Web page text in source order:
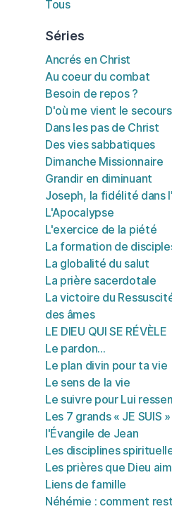
Tous
Séries
Ancrés en Christ
Au coeur du combat
Besoin de repos ?
D'où me vient le
Dans les pas de Christ
Des vies sabbatiques
Dimanche Missionnaire
Grandir en diminuant
Joseph, la fidélité dans
L'Apocalypse
L'exercice de la piété
La formation de
La globalité du salut
La prière sacerdotale
La victoire du
des âmes
LE DIEU QUI SE RÉVÈLE
Le pardon...
Le plan divin pour ta vie
Le sens de la vie
Le suivre pour Lui
Les 7 grands « JE SUIS
l'Évangile de Jean
Les disciplines
Les prières que Dieu
Liens de famille
Néhémie : comment